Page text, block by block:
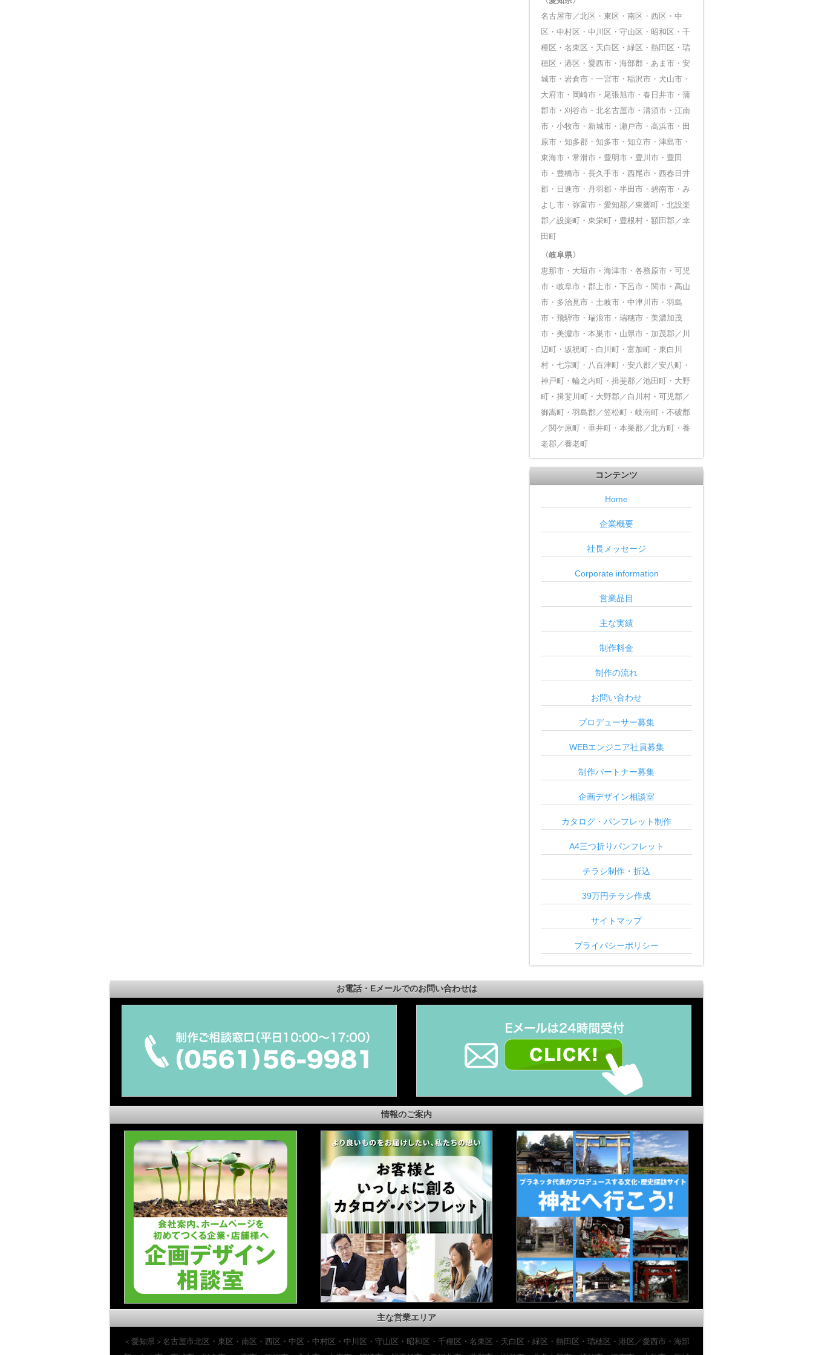
名古屋市／北区・東区・南区・西区・中
区・中村区・中川区・守山区・昭和区・千
種区・名東区・天白区・緑区・熱田区・瑞
穂区・港区・愛西市・海部郡・あま市・安
城市・岩倉市・一宮市・稲沢市・犬山市・
大府市・岡崎市・尾張旭市・春日井市・蒲
郡市・刈谷市・北名古屋市・清須市・江南
市・小牧市・新城市・瀬戸市・高浜市・田
原市・知多郡・知多市・知立市・津島市・
東海市・常滑市・豊明市・豊川市・豊田
市・豊橋市・長久手市・西尾市・西春日井
郡・日進市・丹羽郡・半田市・碧南市・み
よし市・弥富市・愛知郡／東郷町・北設楽
郡／設楽町・東栄町・豊根村・額田郡／幸
田町
〈岐阜県〉
恵那市・大垣市・海津市・各務原市・可児
市・岐阜市・郡上市・下呂市・関市・高山
市・多治見市・土岐市・中津川市・羽島
市・飛騨市・瑞浪市・瑞穂市・美濃加茂
市・美濃市・本巣市・山県市・加茂郡／川
辺町・坂祝町・白川町・富加町・東白川
村・七宗町・八百津町・安八郡／安八町・
神戸町・輪之内町・揖斐郡／池田町・大野
町・揖斐川町・大野郡／白川村・可児郡／
御嵩町・羽島郡／笠松町・岐南町・不破郡
／関ケ原町・垂井町・本巣郡／北方町・養
老郡／養老町
コンテンツ
Home
企業概要
社長メッセージ
Corporate information
営業品目
主な実績
制作料金
制作の流れ
お問い合わせ
プロデューサー募集
WEBエンジニア社員募集
制作パートナー募集
企画デザイン相談室
カタログ・パンフレット制作
A4三つ折りパンフレット
チラシ制作・折込
39万円チラシ作成
サイトマップ
プライバシーポリシー
お電話・Eメールでのお問い合わせは
情報のご案内
主な営業エリア
＜愛知県＞名古屋市北区・東区・南区・西区・中区・中村区・中川区・守山区・昭和区・千種区・名東区・天白区・緑区・熱田区・瑞穂区・港区／愛西市・海部